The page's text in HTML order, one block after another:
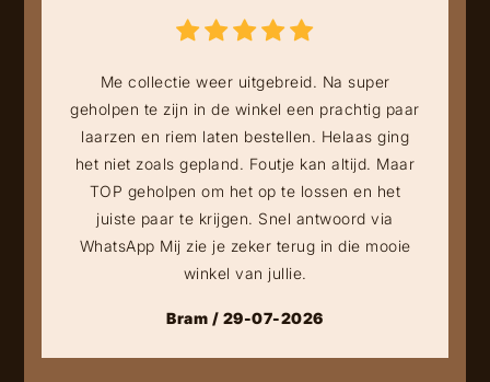
Me collectie weer uitgebreid. Na super
geholpen te zijn in de winkel een prachtig paar
laarzen en riem laten bestellen. Helaas ging
het niet zoals gepland. Foutje kan altijd. Maar
TOP geholpen om het op te lossen en het
juiste paar te krijgen. Snel antwoord via
WhatsApp Mij zie je zeker terug in die mooie
winkel van jullie.
Bram / 29-07-2026